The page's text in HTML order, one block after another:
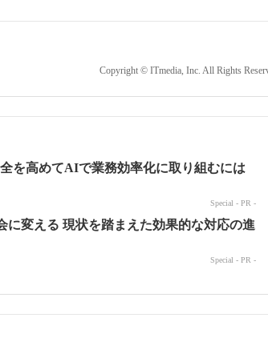
Copyright © ITmedia, Inc. All Rights